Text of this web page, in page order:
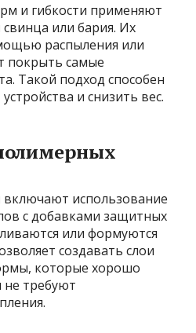
и гибкости применяют
или бария. Их
распыления или
покрыть самые
Такой подход способен
и снизить вес.
использование
с добавками защитных
или формуются
создавать слои
которые хорошо
не требуют